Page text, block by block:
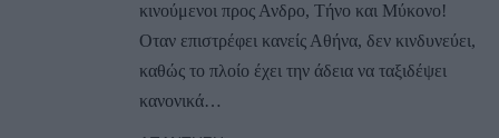
κινούμενοι προς Ανδρο, Τήνο και Μύκονο!
Οταν επιστρέφει κανείς Αθήνα, δεν κινδυνεύει,
καθώς το πλοίο έχει την άδεια να ταξιδέψει
κανονικά…